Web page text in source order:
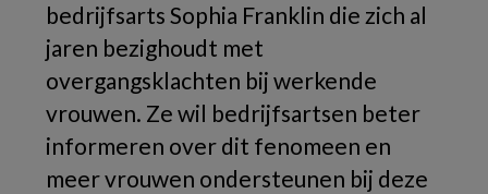
bedrijfsarts Sophia Franklin die zich al
jaren bezighoudt met
overgangsklachten bij werkende
vrouwen. Ze wil bedrijfsartsen beter
informeren over dit fenomeen en
meer vrouwen ondersteunen bij deze